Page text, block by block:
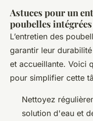
Astuces pour un
poubelles intégrées
L’entretien des
garantir leur
et accueillante. Voici
pour simplifier cette
Nettoyez
solution d'eau et